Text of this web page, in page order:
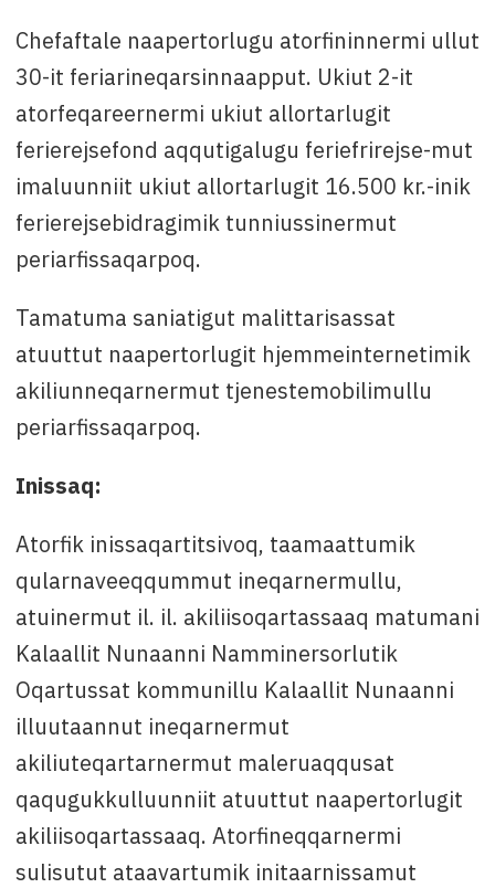
Chefaftale naapertorlugu atorfininnermi ullut
30-it feriarineqarsinnaapput. Ukiut 2-it
atorfeqareernermi ukiut allortarlugit
ferierejsefond aqqutigalugu feriefrirejse-mut
imaluunniit ukiut allortarlugit 16.500 kr.-inik
ferierejsebidragimik tunniussinermut
periarfissaqarpoq.
Tamatuma saniatigut malittarisassat
atuuttut naapertorlugit hjemmeinternetimik
akiliunneqarnermut tjenestemobilimullu
periarfissaqarpoq.
Inissaq:
Atorfik inissaqartitsivoq, taamaattumik
qularnaveeqqummut ineqarnermullu,
atuinermut il. il. akiliisoqartassaaq matumani
Kalaallit Nunaanni Namminersorlutik
Oqartussat kommunillu Kalaallit Nunaanni
illuutaannut ineqarnermut
akiliuteqartarnermut maleruaqqusat
qaqugukkulluunniit atuuttut naapertorlugit
akiliisoqartassaaq. Atorfineqqarnermi
sulisutut ataavartumik initaarnissamut